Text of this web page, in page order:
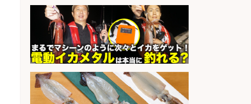
釣り具の部品製造、旋盤段取り、機
械作業
会社名 グローブライド株式会社
sponsored by 求人ボックス
倉庫での釣り用品の軽作業スタッ